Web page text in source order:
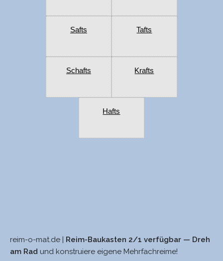
Safts Tafts
Schafts Krafts
Hafts
reim-o-mat.de |
Reim-Baukasten 2/1 verfügbar — Dreh
am Rad und konstruiere eigene Mehrfachreime!